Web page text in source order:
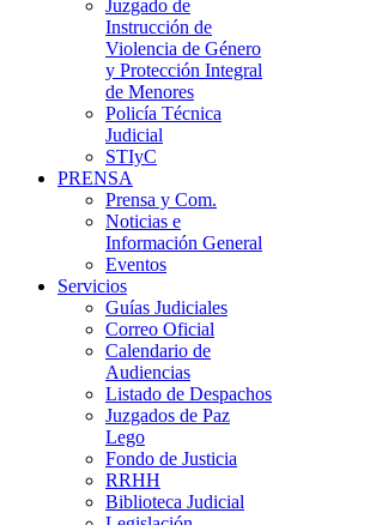
Juzgado de
Instrucción de
Violencia de Género
y Protección Integral
de Menores
Policía Técnica
Judicial
STIyC
PRENSA
Prensa y Com.
Noticias e
Información General
Eventos
Servicios
Guías Judiciales
Correo Oficial
Calendario de
Audiencias
Listado de Despachos
Juzgados de Paz
Lego
Fondo de Justicia
RRHH
Biblioteca Judicial